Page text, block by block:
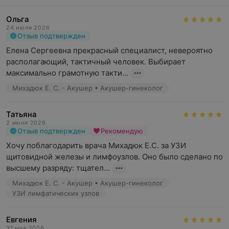
налаживании сексуального здоровья. Кабинет
оснащен СО2 лазером SmartXide 2, кольпоскопом и
ультразвуковой системой).
Онкология (предупреждение и диагностика
онкологических болезней, гистологические
исследования, удаление образований на любом
участке кожи).
Эстетика тела.
Криолиполиз.
Массаж LPG.
PRP для волос и лица.
IPL-фотоомоложение.
Дополнительные возможности
Ольга
24 июля 2026
Отзыв подтвержден
Елена Сергеевна прекрасный специалист, невероятно
располагающий, тактичный человек. Выбирает
максимально грамотную такти...
Михадюк Е. С. - Акушер • Акушер-гинеколог
Татьяна
2 июня 2026
Отзыв подтвержден Рекомендую
Хочу поблагодарить врача Михадюк Е.С. за УЗИ
щитовидной железы и лимфоузлов. Оно было сделано по
высшему разряду: тщател...
Михадюк Е. С. - Акушер • Акушер-гинеколог
УЗИ лимфатических узлов
Евгения